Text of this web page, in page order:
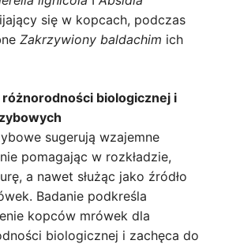
się w kopcach, podczas
Zakrzywiony baldachim ich
biologicznej i
sugerują wzajemne
pomagając w rozkładzie,
a nawet służąc jako źródło
Badanie podkreśla
kopców mrówek dla
biologicznej i zachęca do